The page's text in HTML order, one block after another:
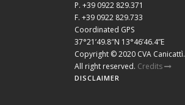
P. +39 0922 829.371
F. +39 0922 829.733
Coordinated GPS
37°21’49.8″N 13°46’46.4”E
Copyright © 2020 CVA Canicattì.
All right reserved. Credits
DISCLAIMER